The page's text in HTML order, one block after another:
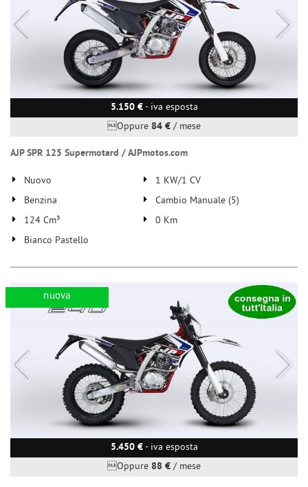
5.150 €- iva esposta
Oppure 84 € / mese
AJP SPR 125 Supermotard / AJPmotos.com
Nuovo
1 KW/1 CV
Benzina
Cambio Manuale (5)
124 Cm³
0 Km
Bianco Pastello
5.450 €- iva esposta
Oppure 88 € / mese
nuova